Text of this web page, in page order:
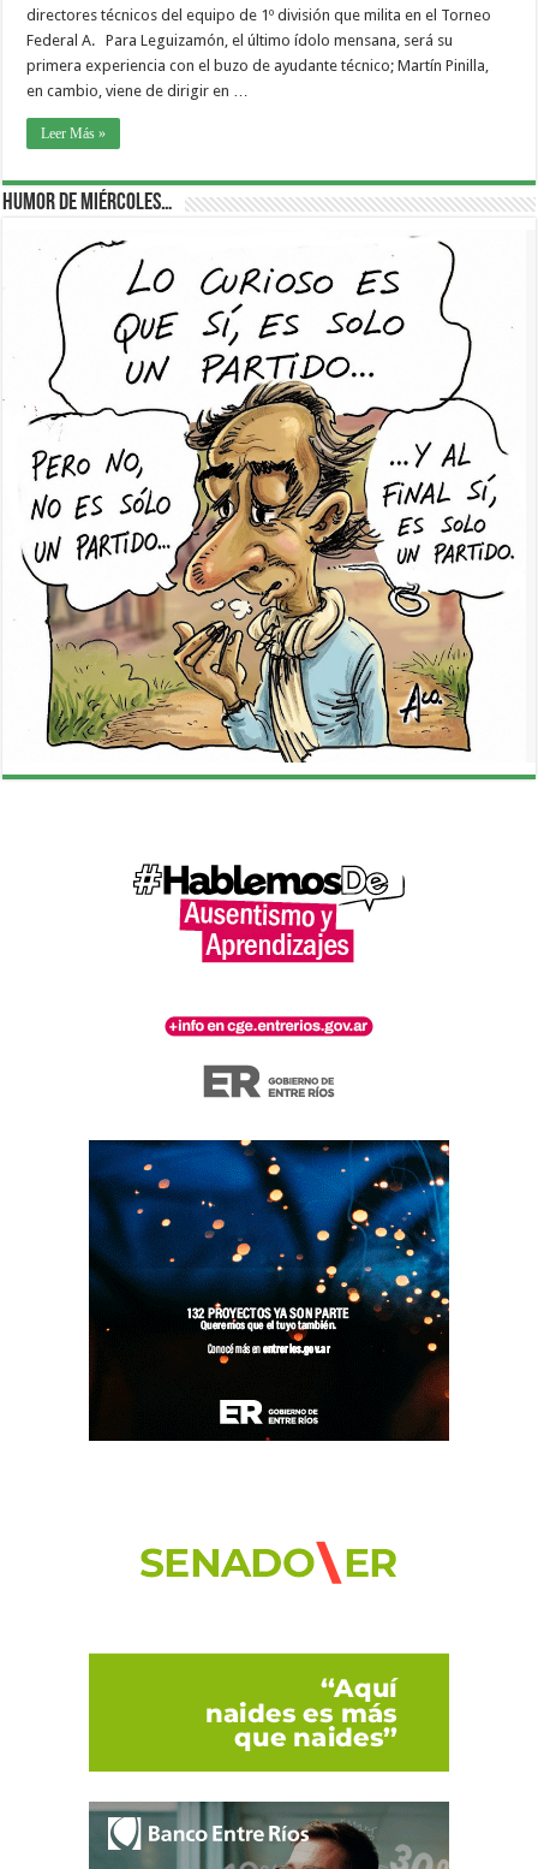
directores técnicos del equipo de 1º división que milita en el Torneo
Federal A. Para Leguizamón, el último ídolo mensana, será su
primera experiencia con el buzo de ayudante técnico; Martín Pinilla,
en cambio, viene de dirigir en …
Leer Más »
Humor de Miércoles…